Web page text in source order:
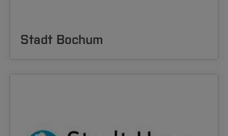
Stadt Bochum